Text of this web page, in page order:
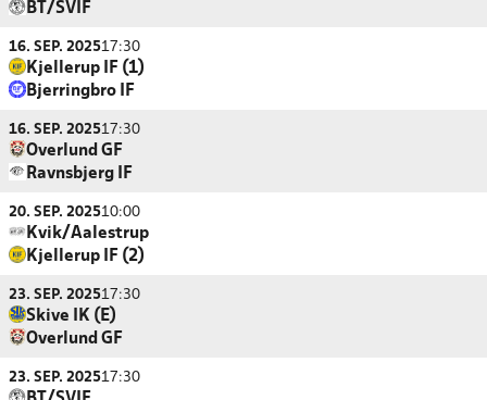
BT/SVIF
16. SEP. 202517:30
Kjellerup IF (1)
Bjerringbro IF
16. SEP. 202517:30
Overlund GF
Ravnsbjerg IF
20. SEP. 202510:00
Kvik/Aalestrup
Kjellerup IF (2)
23. SEP. 202517:30
Skive IK (E)
Overlund GF
23. SEP. 202517:30